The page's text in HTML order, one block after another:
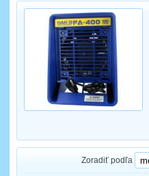
Zoradiť podľa